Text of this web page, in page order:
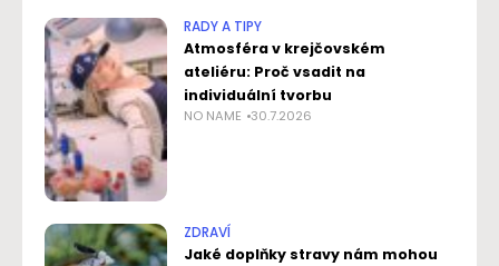
RADY A TIPY
Atmosféra v krejčovském
ateliéru: Proč vsadit na
individuální tvorbu
NO NAME 30.7.2026
ZDRAVÍ
Jaké doplňky stravy nám mohou